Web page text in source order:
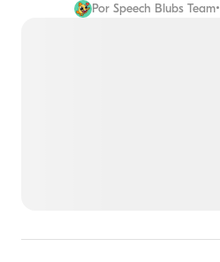
Por Speech Blubs Team•